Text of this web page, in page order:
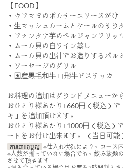
【FOOD】
・ウフマヨのポルチーニソースがけ
・生マッシュルームとケールのサラ
・フォンタナ芋のベルジャンフリッ
・ムール貝の白ワイン蒸し
・ムール貝の出汁でお造りするパル
・ソーセージのグリル
・国産黒毛和牛 山形牛ビステッカ
お料理の追加はグランドメニューか
おひとり様あたり+660円（税込）
キ」を追加頂けます。
おひとり様あたり+1000円（税込）
ートをお付け出来ます。 （当日可能
ការបោះពុម្ពល្អ ※仕入れ状況により、コース
※人数が揃っていない場合でも、飲み放題
させて頂きます